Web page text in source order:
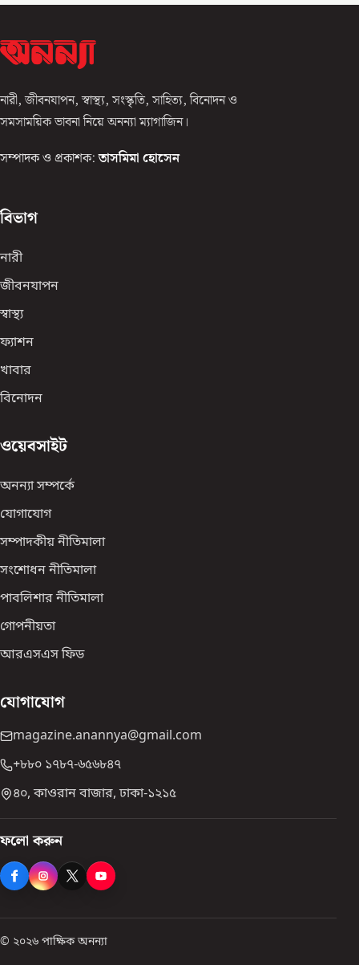
নারী, জীবনযাপন, স্বাস্থ্য, সংস্কৃতি, সাহিত্য, বিনোদন ও
সমসাময়িক ভাবনা নিয়ে অনন্যা ম্যাগাজিন।
সম্পাদক ও প্রকাশক: তাসমিমা হোসেন
বিভাগ
নারী
জীবনযাপন
স্বাস্থ্য
ফ্যাশন
খাবার
বিনোদন
ওয়েবসাইট
অনন্যা সম্পর্কে
যোগাযোগ
সম্পাদকীয় নীতিমালা
সংশোধন নীতিমালা
পাবলিশার নীতিমালা
গোপনীয়তা
আরএসএস ফিড
যোগাযোগ
magazine.anannya@gmail.com
+৮৮০ ১৭৮৭-৬৫৬৮৪৭
৪০, কাওরান বাজার, ঢাকা-১২১৫
ফলো করুন
© ২০২৬ পাক্ষিক অনন্যা